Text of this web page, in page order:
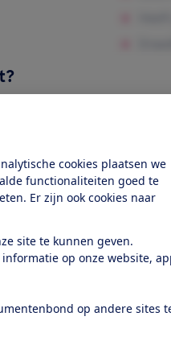
cookies plaatsen we
functionaliteiten goed te
Er zijn ook cookies naar
site te kunnen geven.
op onze website,
op andere sites